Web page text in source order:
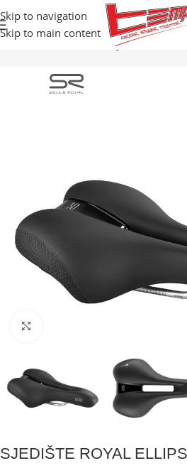
Skip to navigation
Skip to main content
Početna
Djelovi za bicikle
SJEDIŠTE ROYAL